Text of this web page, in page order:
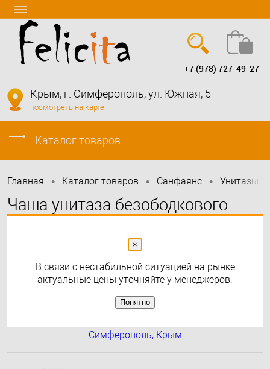
info@felicita-crimea.ru
+7 (978) 727-49-27
Крым, г. Симферополь, ул. Южная, 5
посмотреть на карте
Каталог товаров
Главная • Каталог товаров • Санфаянс • Унитазы
Чаша унитаза безободкового
×
В связи с нестабильной ситуацией на рынке
актуальные цены уточняйте у менеджеров.
Понятно